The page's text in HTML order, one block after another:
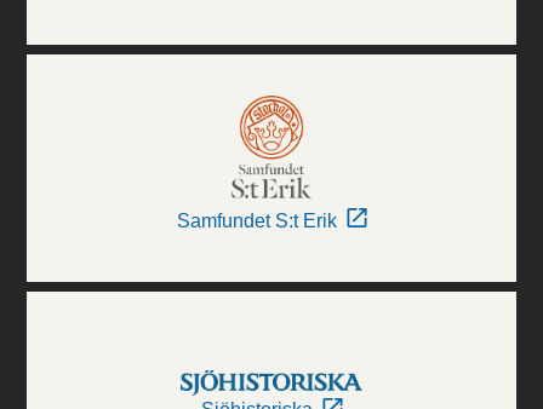
Samfundet S:t Erik